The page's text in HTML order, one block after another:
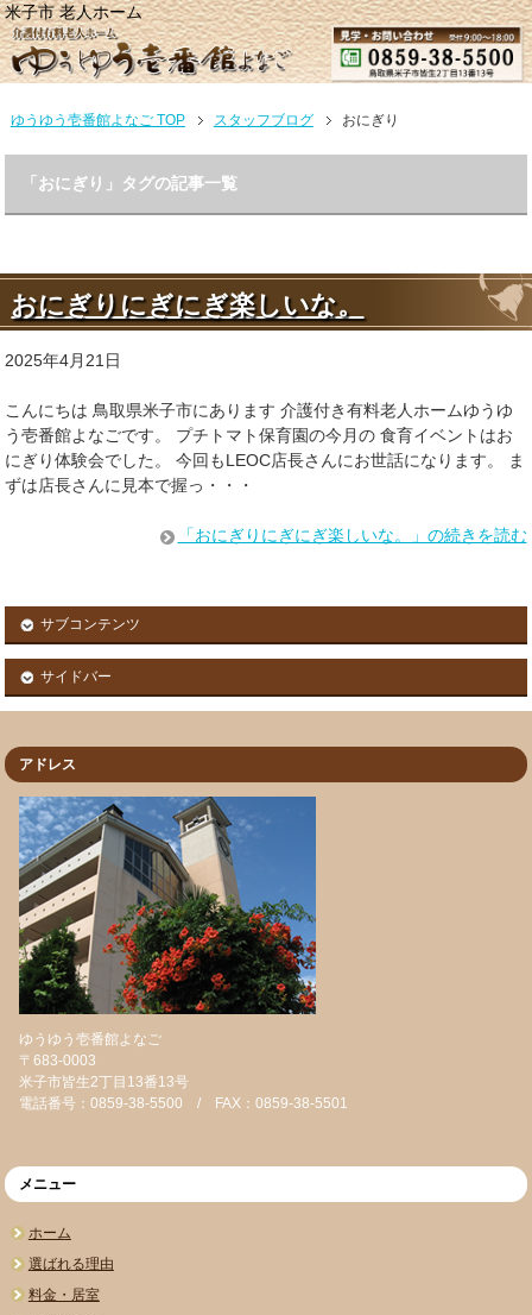
米子市 老人ホーム
ゆうゆう壱番館よなご TOP スタッフブログ おにぎり
「おにぎり」タグの記事一覧
おにぎりにぎにぎ楽しいな。
2025年4月21日
こんにちは 鳥取県米子市にあります 介護付き有料老人ホームゆうゆ
う壱番館よなごです。 プチトマト保育園の今月の 食育イベントはお
にぎり体験会でした。 今回もLEOC店長さんにお世話になります。 ま
ずは店長さんに見本で握っ・・・
「おにぎりにぎにぎ楽しいな。」の続きを読む
サブコンテンツ
サイドバー
アドレス
ゆうゆう壱番館よなご
〒683-0003
米子市皆生2丁目13番13号
電話番号：0859-38-5500 / FAX：0859-38-5501
メニュー
ホーム
選ばれる理由
料金・居室